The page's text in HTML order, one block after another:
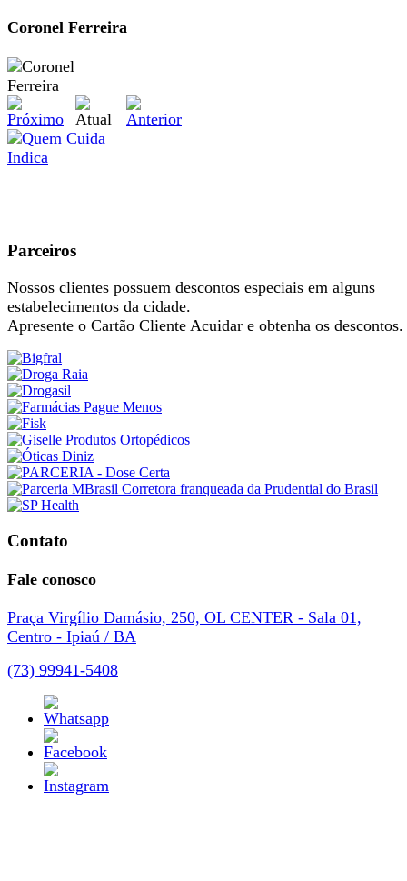
Coronel Ferreira
Parceiros
Nossos clientes possuem descontos especiais em alguns
estabelecimentos da cidade.
Apresente o Cartão Cliente Acuidar e obtenha os descontos.
Contato
Fale conosco
Praça Virgílio Damásio, 250, OL CENTER - Sala 01,
Centro - Ipiaú / BA
(73) 99941-5408